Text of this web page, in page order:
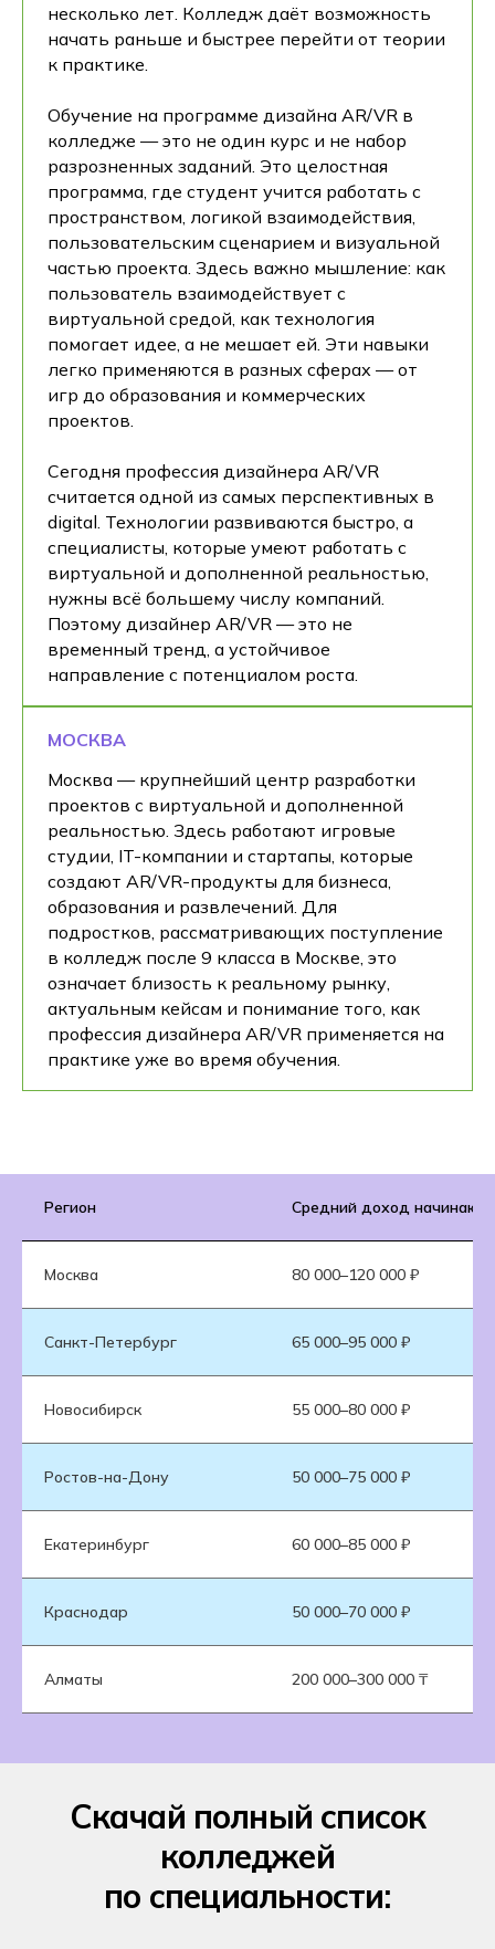
несколько лет. Колледж даёт возможность
начать раньше и быстрее перейти от теории
к практике.
Обучение на программе дизайна AR/VR в
колледже — это не один курс и не набор
разрозненных заданий. Это целостная
программа, где студент учится работать с
пространством, логикой взаимодействия,
пользовательским сценарием и визуальной
частью проекта. Здесь важно мышление: как
пользователь взаимодействует с
виртуальной средой, как технология
помогает идее, а не мешает ей. Эти навыки
легко применяются в разных сферах — от
игр до образования и коммерческих
проектов.
Сегодня профессия дизайнера AR/VR
считается одной из самых перспективных в
digital. Технологии развиваются быстро, а
специалисты, которые умеют работать с
виртуальной и дополненной реальностью,
нужны всё большему числу компаний.
Поэтому дизайнер AR/VR — это не
временный тренд, а устойчивое
направление с потенциалом роста.
МОСКВА
Москва — крупнейший центр разработки
проектов с виртуальной и дополненной
реальностью. Здесь работают игровые
студии, IT-компании и стартапы, которые
создают AR/VR-продукты для бизнеса,
образования и развлечений. Для
подростков, рассматривающих поступление
в колледж после 9 класса в Москве, это
означает близость к реальному рынку,
актуальным кейсам и понимание того, как
профессия дизайнера AR/VR применяется на
практике уже во время обучения.
Регион Средний доход
Москва 80 000–120 000 ₽
Санкт-Петербург 65 000–95 000 ₽
Новосибирск 55 000–80 000 ₽
Ростов-на-Дону 50 000–75 000 ₽
Екатеринбург 60 000–85 000 ₽
Краснодар 50 000–70 000 ₽
Алматы 200 000–300 000 ₸
Скачай полный список
колледжей
по специальности: